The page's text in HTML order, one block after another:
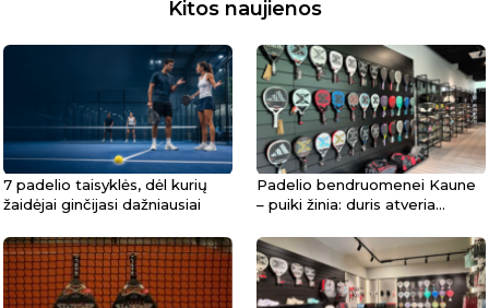
Kitos naujienos
7 padelio taisyklės, dėl kurių
žaidėjai ginčijasi dažniausiai
Padelio bendruomenei Kaune
– puiki žinia: duris atveria